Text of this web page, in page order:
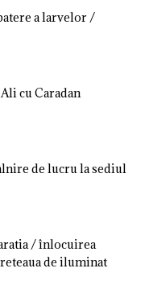
a larvelor /
cu Caradan
de lucru la sediul
/ înlocuirea
de iluminat